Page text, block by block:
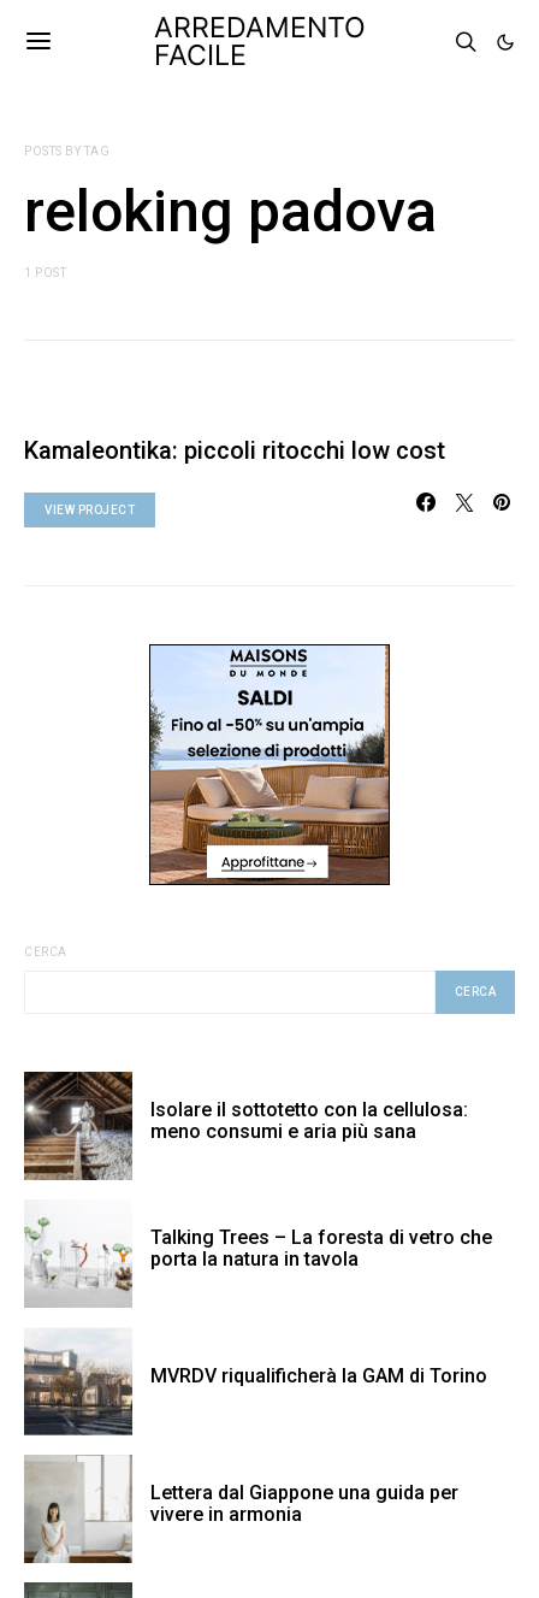
ARREDAMENTO
FACILE
POSTS BY TAG
reloking padova
1 POST
Kamaleontika: piccoli ritocchi low cost
VIEW PROJECT
CERCA
CERCA
Isolare il sottotetto con la cellulosa:
meno consumi e aria più sana
Talking Trees – La foresta di vetro che
porta la natura in tavola
MVRDV riqualificherà la GAM di Torino
Lettera dal Giappone una guida per
vivere in armonia